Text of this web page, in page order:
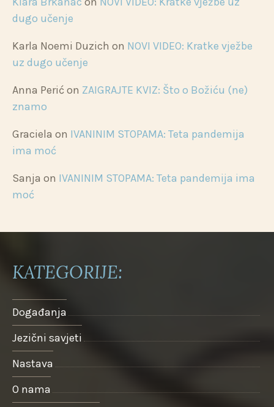
dugo učenje
Karla Noemi Duzich on NOVI VIDEO: Kratke vježbe
uz dugo učenje
Anna Perićon ZAIGRAJTE KVIZ: Što o Božiću (ne)
znamo
Graciela on IVANINIM STOPAMA: Teta pandemija
ima moć
Sanja on IVANINIM STOPAMA: Teta pandemija ima
moć
KATEGORIJE:
Događanja
Jezični savjeti
Nastava
O nama